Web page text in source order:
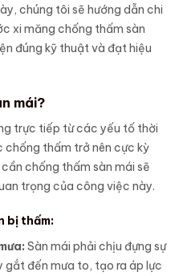
chúng tôi sẽ hướng dẫn chi
xi măng chống thấm sàn
đúng kỹ thuật và đạt hiệu
mái?
trực tiếp từ các yếu tố thời
chống thấm trở nên cực kỳ
chống thấm sàn mái sẽ
trọng của công việc này.
bị thấm:
Sàn mái phải chịu đựng sự
đến mưa to, tạo ra áp lực